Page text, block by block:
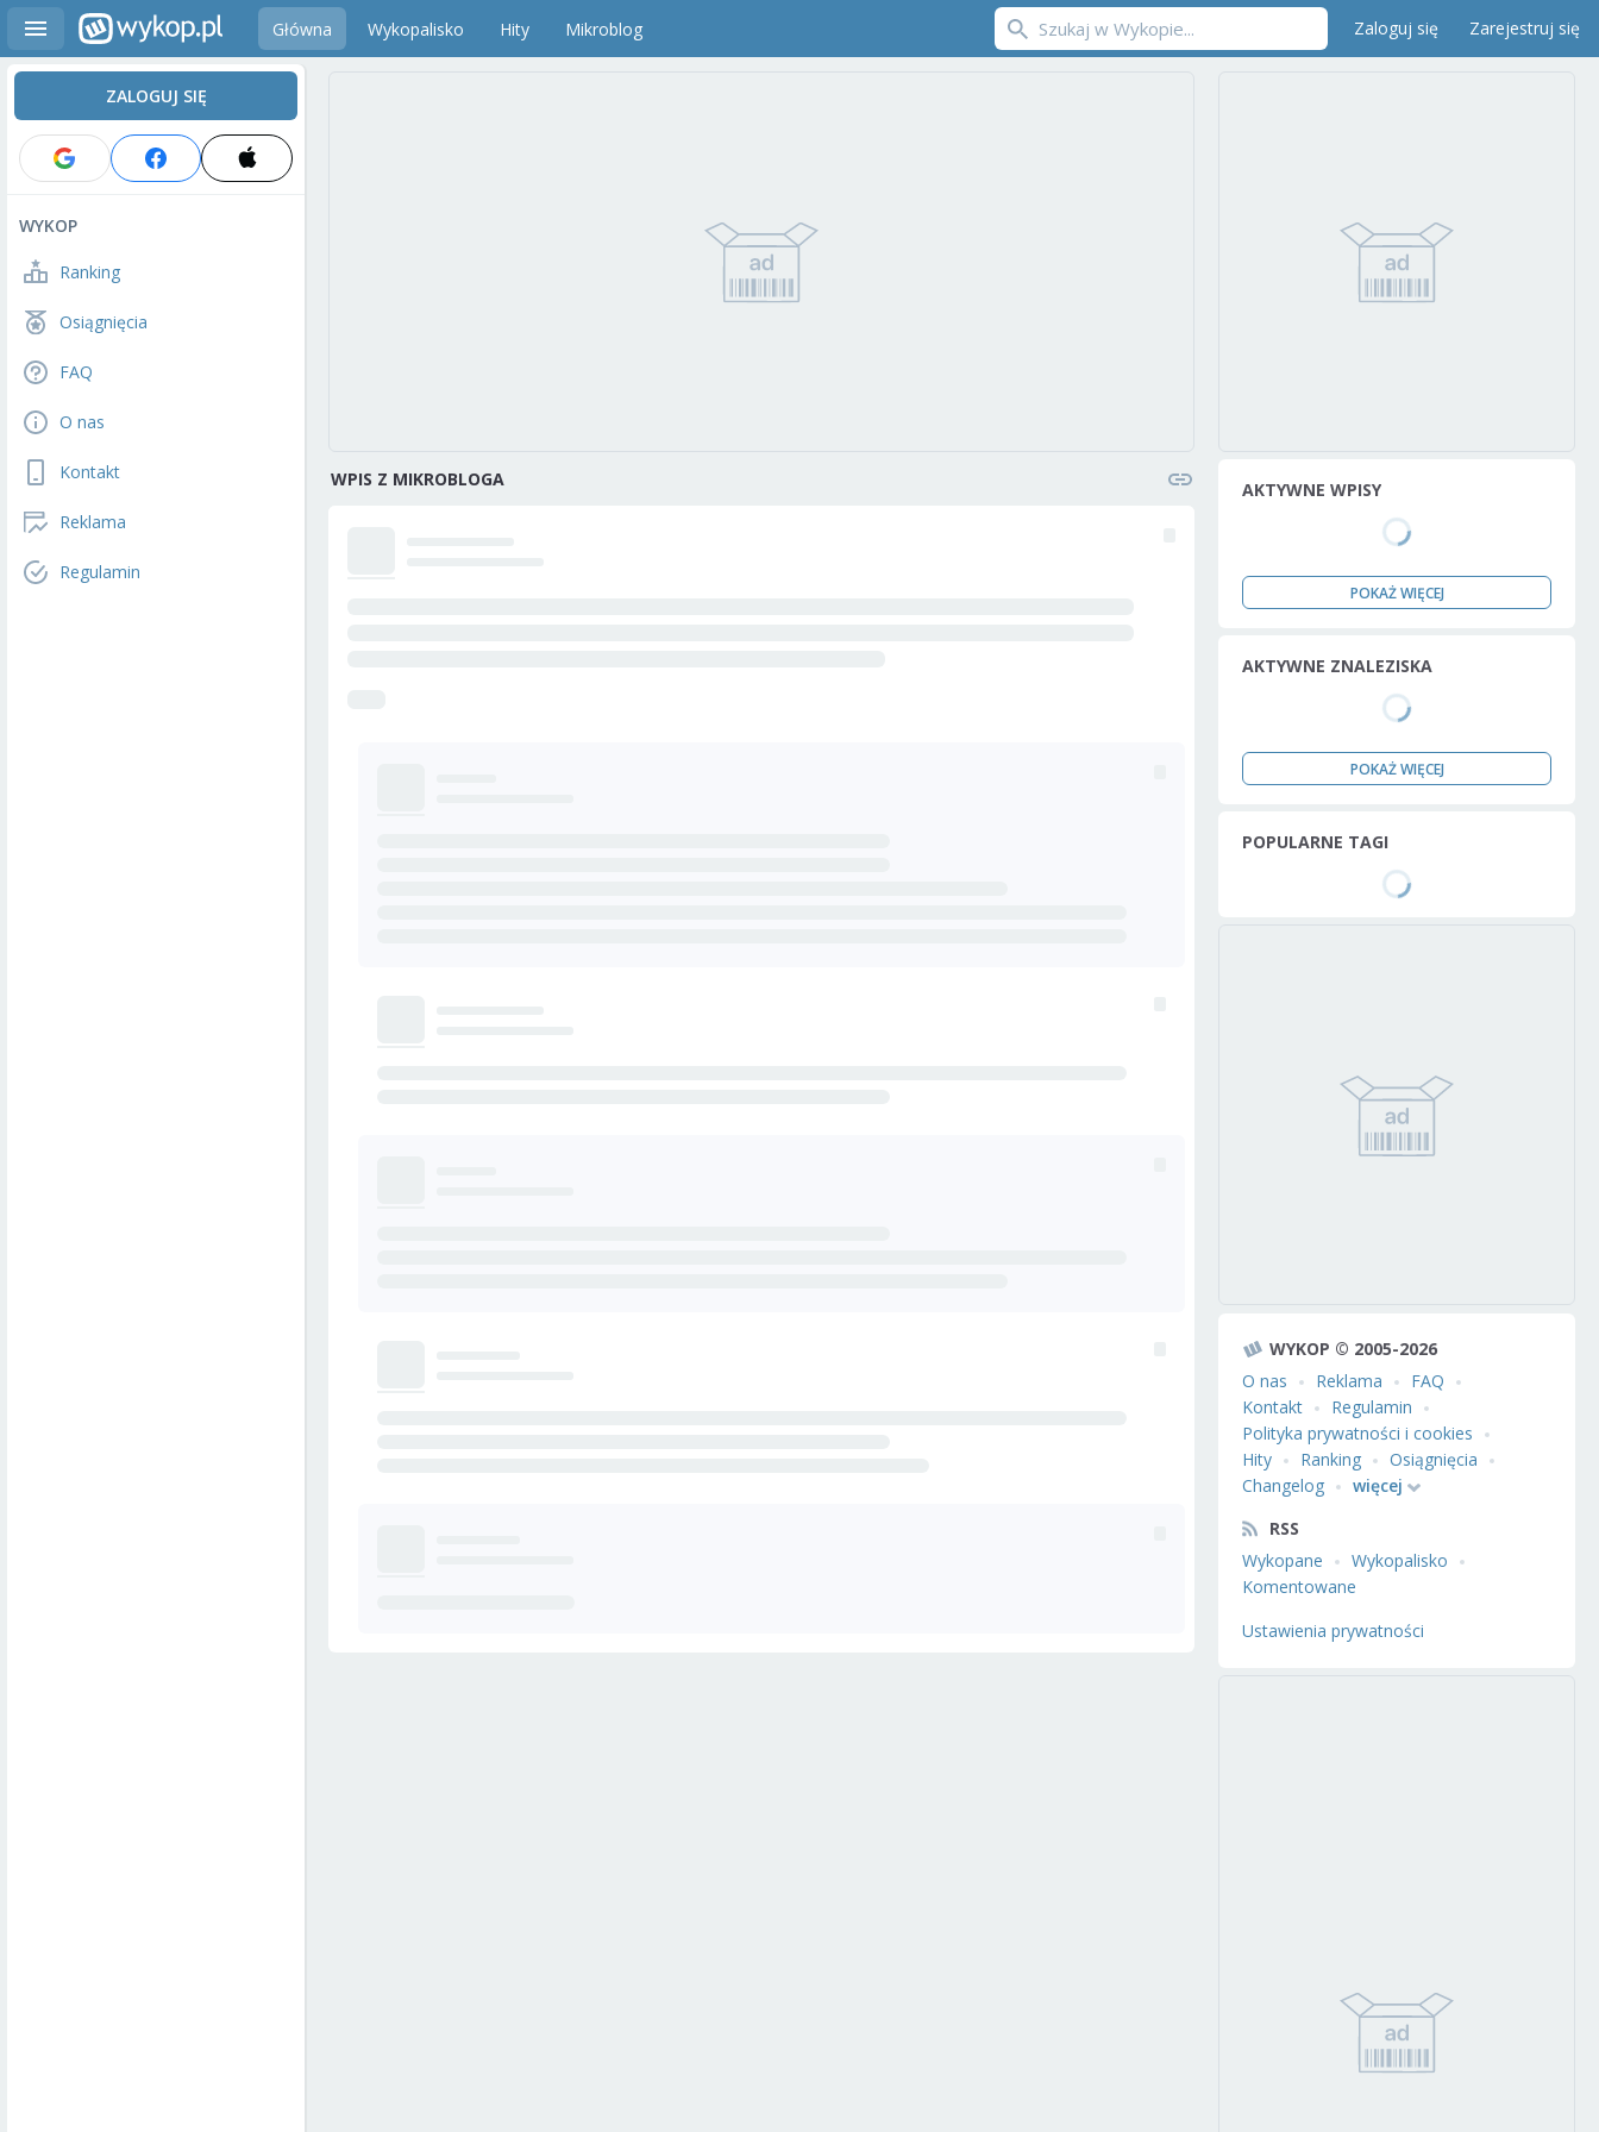
Główna Wykopalisko Hity Mikroblog Zaloguj się Zarejestruj się
ZALOGUJ SIĘ
WYKOP
Ranking
Osiągnięcia
FAQ
O nas
Kontakt
Reklama
Regulamin
WPIS Z MIKROBLOGA AKTYWNE WPISY
POKAŻ WIĘCEJ
AKTYWNE ZNALEZISKA
POKAŻ WIĘCEJ
POPULARNE TAGI
WYKOP © 2005-2026
O nas
Reklama
FAQ
Kontakt
Regulamin
Polityka prywatności i cookies
Hity
Ranking
Osiągnięcia
Changelog
więcej
RSS
Wykopane
Wykopalisko
Komentowane
Ustawienia prywatności